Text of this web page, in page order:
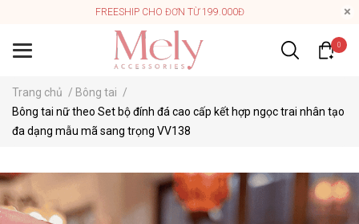
FREESHIP CHO ĐƠN TỪ 199.000Đ
0
Trang chủ / Bông tai /
Bông tai nữ theo Set bộ đính đá cao cấp kết hợp ngọc trai nhân tạo
đa dạng mẫu mã sang trọng VV138